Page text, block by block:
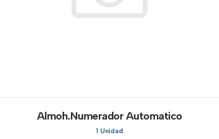
Almoh.Numerador Automatico
1 Unidad